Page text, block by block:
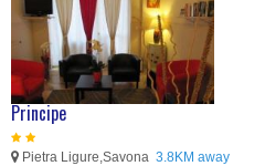
Principe
Pietra Ligure,Savona 3.8KM away